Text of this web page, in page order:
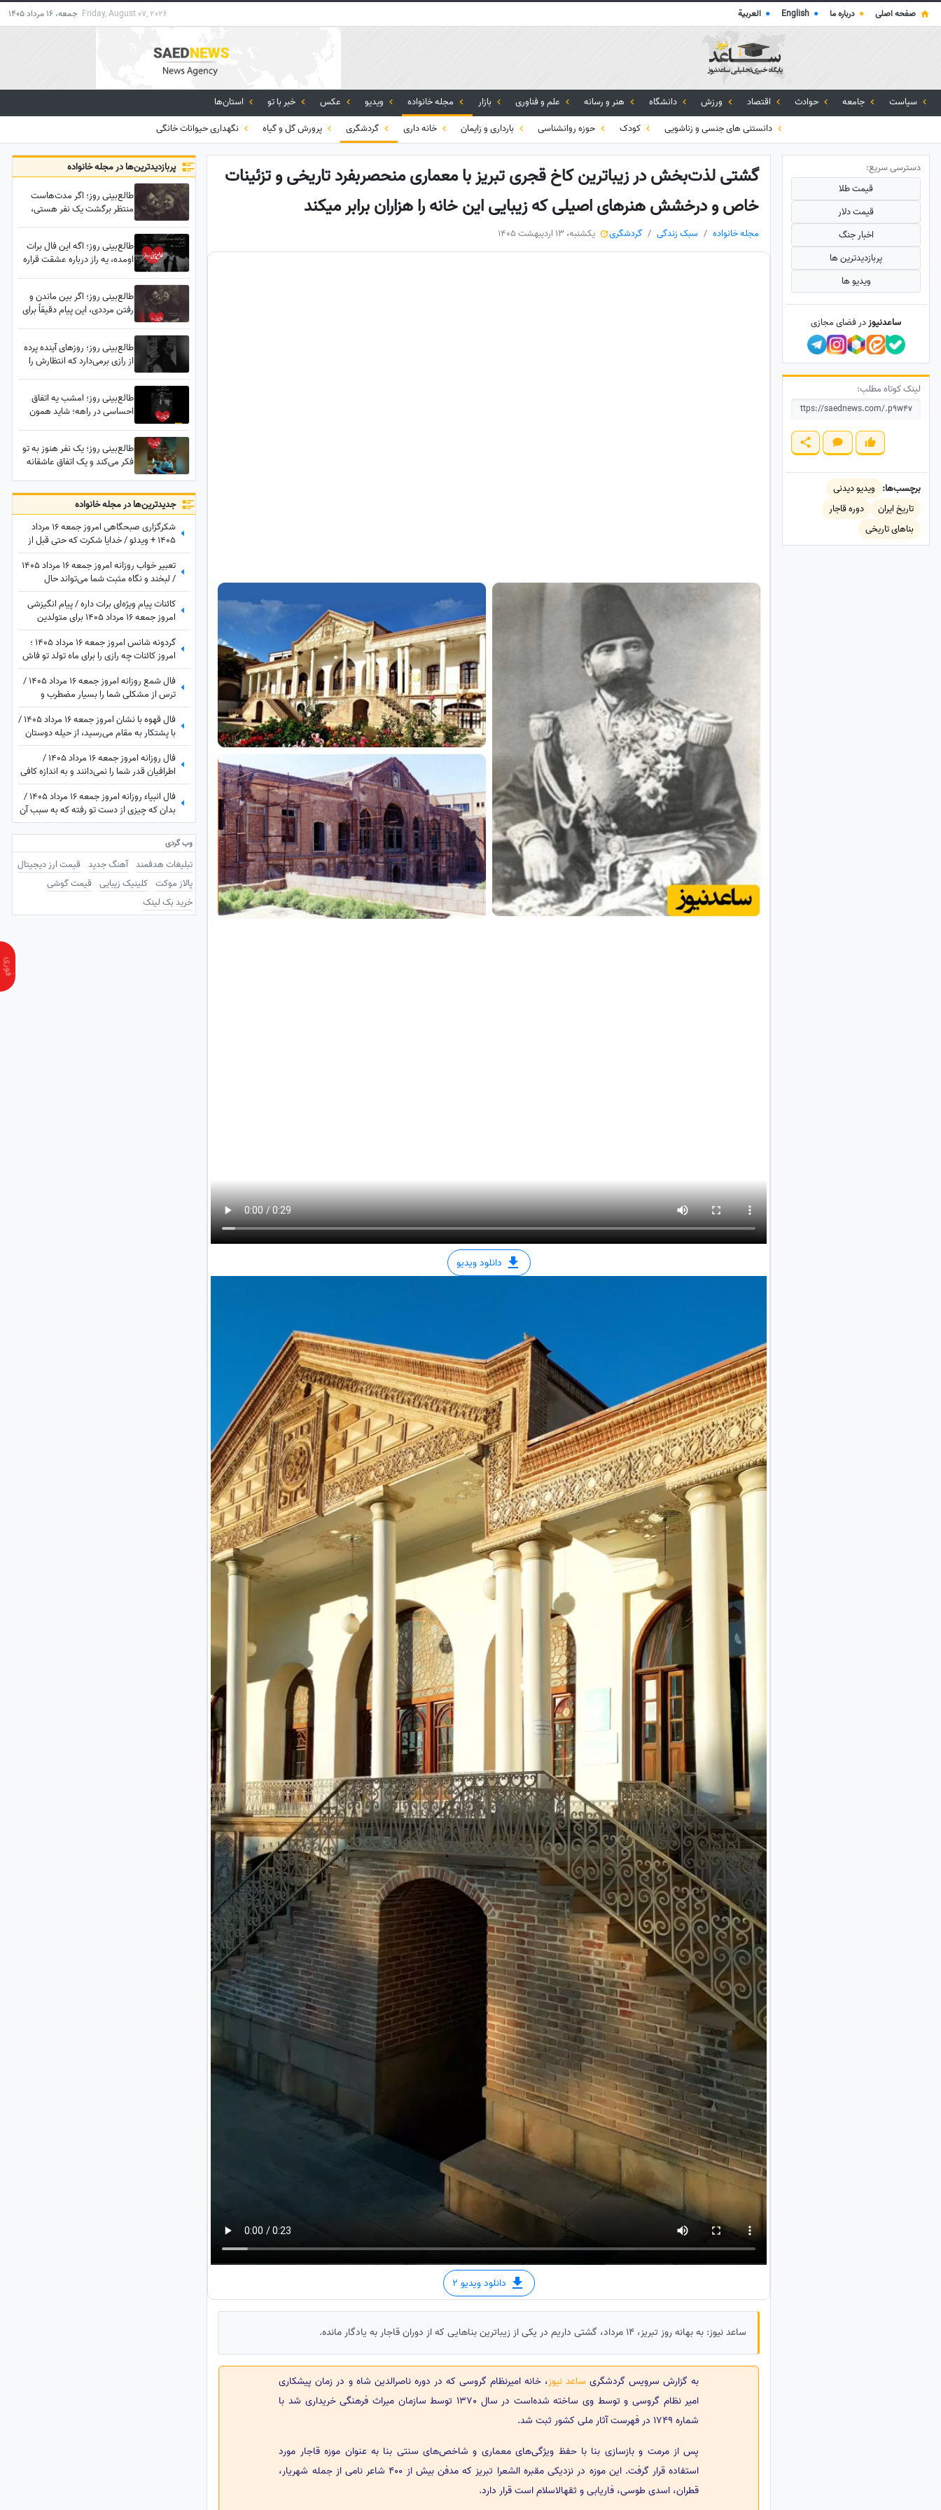
صفحه اصلی ● درباره ما ●
English
● العربية Friday, August 07, 2026 جمعه، 16 مرداد 1405
سیاست جامعه حوادث اقتصاد ورزش دانشگاه هنر و رسانه علم و فناوری بازار مجله خانواده ویدیو عکس خبر با تو
استان‌ها
دانستنی های جنسی و زناشویی
کودک حوزه روانشناسی بارداری و زایمان خانه داری گردشگری پرورش گل و گیاه نگهداری حیوانات خانگی
گشتی لذت‌بخش در زیباترین کاخ قجری تبریز با معماری منحصربفرد تاریخی و تزئینات
خاص و درخشش هنرهای اصیلی که زیبایی این خانه را هزاران برابر میکند
مجله خانواده سبک زندگی گردشگری یکشنبه، 13 اردیبهشت 1405
دانلود ویدیو
دانلود ویدیو 2
ساعد نیوز: به بهانه روز تبریز، 14 مرداد، گشتی داریم در یکی از زیباترین بناهایی که از دوران قاجار به یادگار مانده.
به گزارش سرویس گردشگری ساعد نیوز، خانه امیرنظام گروسی که در دوره ناصرالدین شاه و در زمان پیشکاری
امیر نظام گروسی و توسط وی ساخته شده‌است در سال 1370 توسط سازمان میراث فرهنگی خریداری شد با
شماره 1749 در فهرست آثار ملی کشور ثبت شد.
پس از مرمت و بازسازی بنا با حفظ ویژگی‌های معماری و شاخص‌های سنتی بنا به عنوان موزه قاجار مورد
استفاده قرار گرفت. این موزه در نزدیکی مقبره الشعرا تبریز که مدفن بیش از 400 شاعر نامی از جمله شهریار،
قطران، اسدی طوسی، فاریابی و ثقهالاسلام است قرار دارد.
پربازدید‌ترین‌ها در مجله خانواده
طالع‌بینی روز؛ اگر مدت‌هاست
منتظر برگشت یک نفر هستی،
نتوانسته فراموشت کند... /
پنج‌شنبه 25 تیر 1405
طالع‌بینی روز؛ اگه این فال برات
اومده، یه راز درباره عشقت قراره
طالع‌بینی روز؛ اگر بین ماندن و
رفتن مرددی، این پیام دقیقاً برای
طالع‌بینی روز؛ روزهای آینده پرده
از رازی برمی‌دارد که انتظارش را
خواهد بود
طالع‌بینی روز؛ امشب یه اتفاق
احساسی در راهه؛ شاید همون
پیش تو جا مونده
طالع‌بینی روز؛ یک نفر هنوز به تو
فکر می‌کند و یک اتفاق عاشقانه
دهد / جمعه 26 تیر 1405
جدید‌ترین‌ها در مجله خانواده
شکرگزاری صبحگاهی امروز جمعه 16 مرداد
1405 + ویدئو / خدایا شکرت که حتی قبل از
رسیدن آرزوهایم، آرامشِ ایمان به اجابت را در
دلم قرار دادی
تعبیر خواب روزانه امروز جمعه 16 مرداد 1405
/ لبخند و نگاه مثبت شما می‌تواند حال
خودتان و اطرافیانتان را بهتر کند
کائنات پیام ویژه‌ای برات داره / پیام انگیزشی
امروز جمعه 16 مرداد 1405 برای متولدین
فروردین تا اسفند: امروز زمان درخشیدن
توست + ویدئو
گردونه شانس امروز جمعه 16 مرداد 1405 ؛
امروز کائنات چه رازی را برای ماه تولد تو فاش
کرده؟
فال شمع روزانه امروز جمعه 16 مرداد 1405 /
ترس از مشکلی شما را بسیار مضطرب و
آشفته می‌کند، اما شما
فال قهوه با نشان امروز جمعه 16 مرداد 1405 /
با پشتکار به مقام می‌رسید، از حیله دوستان
خود را پنهان کنید
فال روزانه امروز جمعه 16 مرداد 1405 /
اطرافیان قدر شما را نمی‌دانند و به اندازه کافی
به شما ارزش نمی‌دهند، اما به زودی متوجه
می‌شوید که ...
فال انبیاء روزانه امروز جمعه 16 مرداد 1405 /
بدان که چیزی از دست تو رفته که به سبب آن
غم و اندوه می‌خوری، اما ...
وب گردی
تبلیغات هدفمند آهنگ جدید قیمت ارز دیجیتال
پالاز موکت کلینیک زیبایی قیمت گوشی
خرید بک لینک
دسترسی سریع:
قیمت طلا
قیمت دلار
اخبار جنگ
پربازدید‌ترین ها
ویدیو ها
ساعدنیوزدر فضای مجازی
لینک کوتاه مطلب:
برچسب‌ها: ویدیو دیدنی
تاریخ ایران
دوره قاجار
بناهای تاریخی